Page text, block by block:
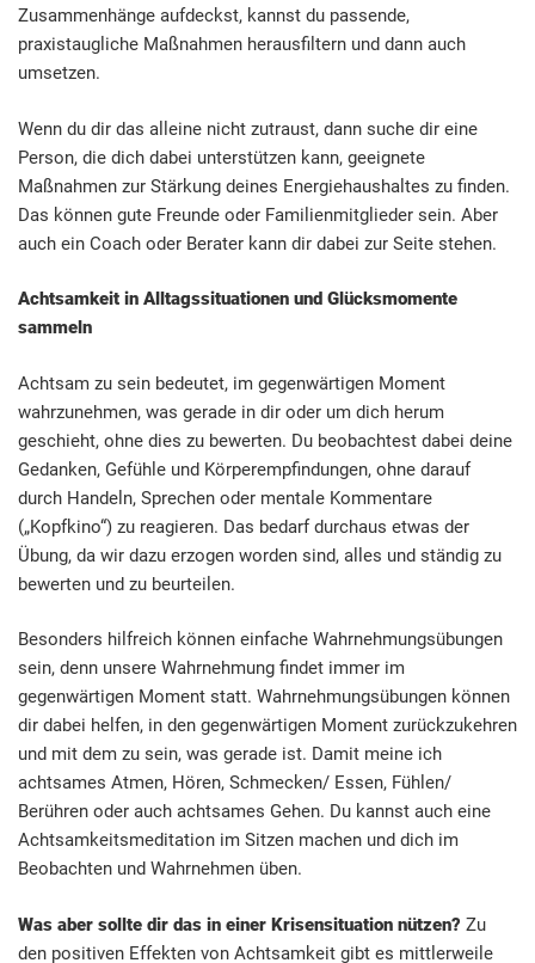
Zusammenhänge aufdeckst, kannst du passende,
praxistaugliche Maßnahmen herausfiltern und dann auch
umsetzen.
Wenn du dir das alleine nicht zutraust, dann suche dir eine
Person, die dich dabei unterstützen kann, geeignete
Maßnahmen zur Stärkung deines Energiehaushaltes zu finden.
Das können gute Freunde oder Familienmitglieder sein. Aber
auch ein Coach oder Berater kann dir dabei zur Seite stehen.
Achtsamkeit in Alltagssituationen und Glücksmomente
sammeln
Achtsam zu sein bedeutet, im gegenwärtigen Moment
wahrzunehmen, was gerade in dir oder um dich herum
geschieht, ohne dies zu bewerten. Du beobachtest dabei deine
Gedanken, Gefühle und Körperempfindungen, ohne darauf
durch Handeln, Sprechen oder mentale Kommentare
(„Kopfkino“) zu reagieren. Das bedarf durchaus etwas der
Übung, da wir dazu erzogen worden sind, alles und ständig zu
bewerten und zu beurteilen.
Besonders hilfreich können einfache Wahrnehmungsübungen
sein, denn unsere Wahrnehmung findet immer im
gegenwärtigen Moment statt. Wahrnehmungsübungen können
dir dabei helfen, in den gegenwärtigen Moment zurückzukehren
und mit dem zu sein, was gerade ist. Damit meine ich
achtsames Atmen, Hören, Schmecken/ Essen, Fühlen/
Berühren oder auch achtsames Gehen. Du kannst auch eine
Achtsamkeitsmeditation im Sitzen machen und dich im
Beobachten und Wahrnehmen üben.
Was aber sollte dir das in einer Krisensituation nützen? Zu
den positiven Effekten von Achtsamkeit gibt es mittlerweile